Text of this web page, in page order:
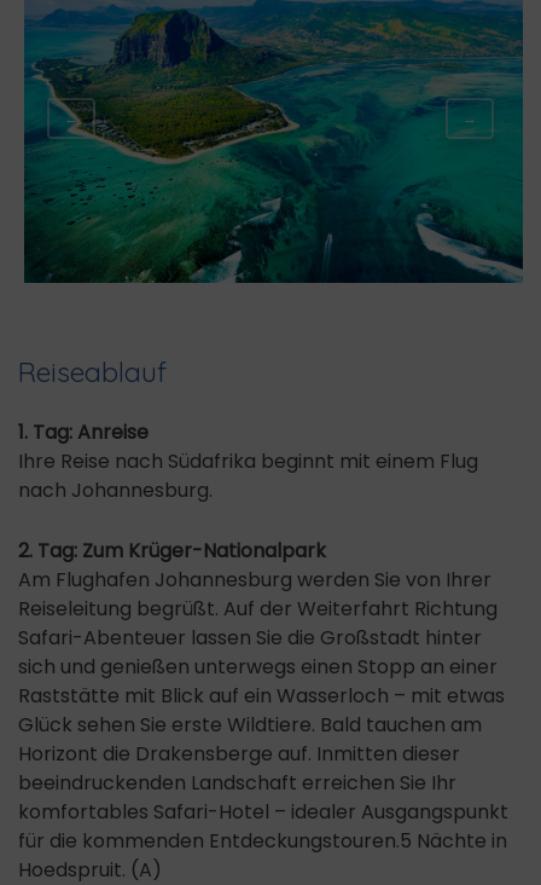
← →
Reiseablauf
1. Tag: Anreise
Ihre Reise nach Südafrika beginnt mit einem Flug
nach Johannesburg.
2. Tag: Zum Krüger-Nationalpark
Am Flughafen Johannesburg werden Sie von Ihrer
Reiseleitung begrüßt. Auf der Weiterfahrt Richtung
Safari-Abenteuer lassen Sie die Großstadt hinter
sich und genießen unterwegs einen Stopp an einer
Raststätte mit Blick auf ein Wasserloch – mit etwas
Glück sehen Sie erste Wildtiere. Bald tauchen am
Horizont die Drakensberge auf. Inmitten dieser
beeindruckenden Landschaft erreichen Sie Ihr
komfortables Safari-Hotel – idealer Ausgangspunkt
für die kommenden Entdeckungstouren.5 Nächte in
Hoedspruit. (A)